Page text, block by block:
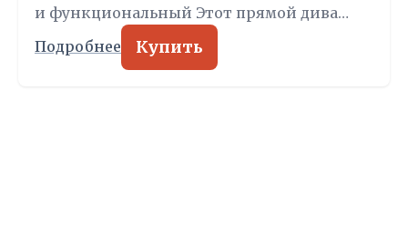
и функциональный Этот прямой дива…
Подробнее Купить